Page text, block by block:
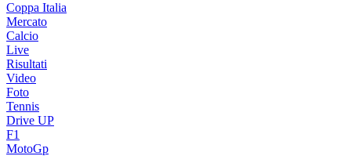
Coppa Italia
Mercato
Calcio
Live
Risultati
Video
Foto
Tennis
Drive UP
F1
MotoGp